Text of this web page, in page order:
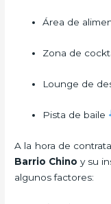
Área de
Zona de
Lounge de
Pista de baile
A la hora de
Barrio Chino y su
algunos factores: